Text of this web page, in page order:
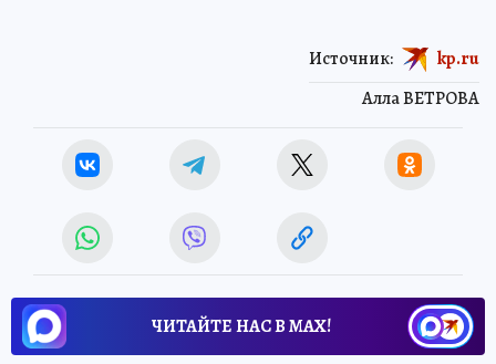
Алла ВЕТРОВА
Источник: kp.ru
ЧИТАЙТЕ НАС В МАХ!